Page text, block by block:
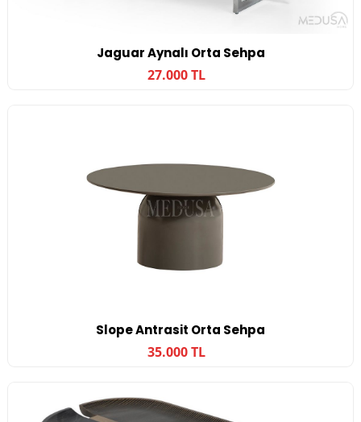
Jaguar Aynalı Orta Sehpa
27.000 TL
Slope Antrasit Orta Sehpa
35.000 TL